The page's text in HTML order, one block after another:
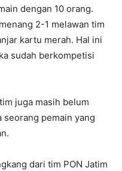
dengan 10 orang.
2-1 melawan tim
kartu merah. Hal ini
sudah berkompetisi
juga masih belum
seorang pemain yang
dari tim PON Jatim